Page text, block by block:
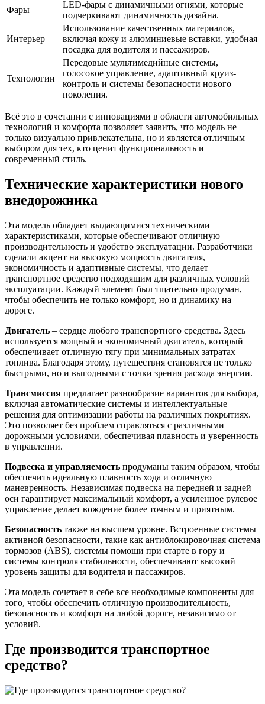
Фары
LED-фары с динамичными огнями, которые
подчеркивают динамичность дизайна.
Интерьер
Использование качественных материалов,
включая кожу и алюминиевые вставки, удобная
посадка для водителя и пассажиров.
Технологии
Передовые мультимедийные системы,
голосовое управление, адаптивный круиз-
контроль и системы безопасности нового
поколения.
Всё это в сочетании с инновациями в области автомобильных
технологий и комфорта позволяет заявить, что модель не
только визуально привлекательна, но и является отличным
выбором для тех, кто ценит функциональность и
современный стиль.
Технические характеристики нового
внедорожника
Эта модель обладает выдающимися техническими
характеристиками, которые обеспечивают отличную
производительность и удобство эксплуатации. Разработчики
сделали акцент на высокую мощность двигателя,
экономичность и адаптивные системы, что делает
транспортное средство подходящим для различных условий
эксплуатации. Каждый элемент был тщательно продуман,
чтобы обеспечить не только комфорт, но и динамику на
дороге.
Двигатель – сердце любого транспортного средства. Здесь
используется мощный и экономичный двигатель, который
обеспечивает отличную тягу при минимальных затратах
топлива. Благодаря этому, путешествия становятся не только
быстрыми, но и выгодными с точки зрения расхода энергии.
Трансмиссия предлагает разнообразие вариантов для выбора,
включая автоматические системы и интеллектуальные
решения для оптимизации работы на различных покрытиях.
Это позволяет без проблем справляться с различными
дорожными условиями, обеспечивая плавность и уверенность
в управлении.
Подвеска и управляемость продуманы таким образом, чтобы
обеспечить идеальную плавность хода и отличную
маневренность. Независимая подвеска на передней и задней
оси гарантирует максимальный комфорт, а усиленное рулевое
управление делает вождение более точным и приятным.
Безопасность также на высшем уровне. Встроенные системы
активной безопасности, такие как антиблокировочная система
тормозов (ABS), системы помощи при старте в гору и
системы контроля стабильности, обеспечивают высокий
уровень защиты для водителя и пассажиров.
Эта модель сочетает в себе все необходимые компоненты для
того, чтобы обеспечить отличную производительность,
безопасность и комфорт на любой дороге, независимо от
условий.
Где производится транспортное
средство?